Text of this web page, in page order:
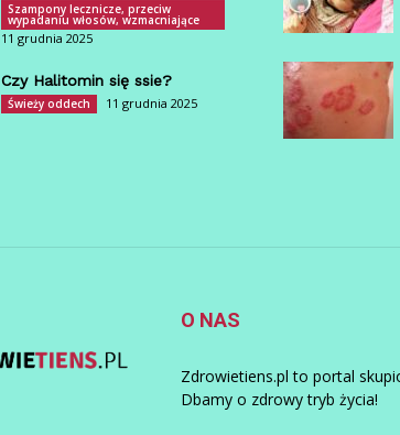
Szampony lecznicze, przeciw
wypadaniu włosów, wzmacniające
11 grudnia 2025
Czy Halitomin się ssie?
Świeży oddech 11 grudnia 2025
O NAS
Zdrowietiens.pl to portal
Dbamy o zdrowy tryb życia!